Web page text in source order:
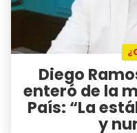
Diego
enteró de la
País: “La
y